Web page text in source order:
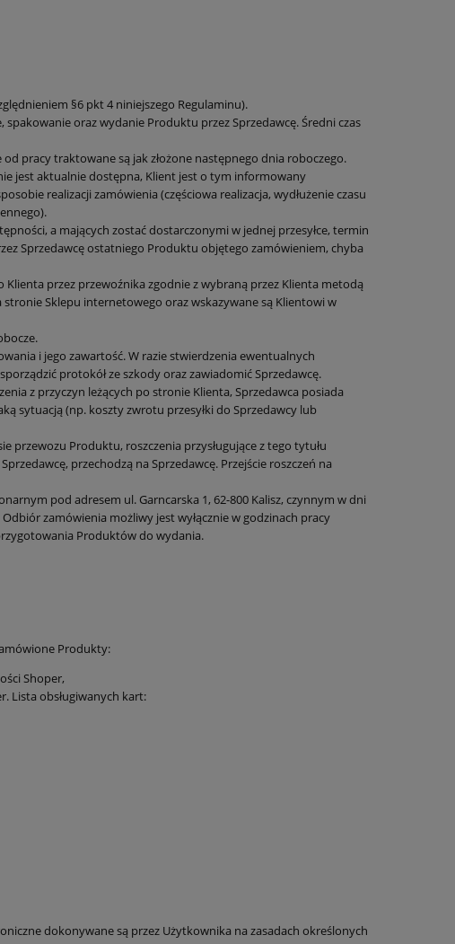
§6 pkt 4 niniejszego Regulaminu).
oraz wydanie Produktu przez Sprzedawcę. Średni czas
pracy traktowane są jak złożone następnego dnia roboczego.
jest aktualnie dostępna, Klient jest o tym informowany
realizacji zamówienia (częściowa realizacja, wydłużenie czasu
a mających zostać dostarczonymi w jednej przesyłce, termin
Sprzedawcę ostatniego Produktu objętego zamówieniem, chyba
przez przewoźnika zgodnie z wybraną przez Klienta metodą
Sklepu internetowego oraz wskazywane są Klientowi w
i jego zawartość. W razie stwierdzenia ewentualnych
protokół ze szkody oraz zawiadomić Sprzedawcę.
z przyczyn leżących po stronie Klienta, Sprzedawca posiada
sytuacją (np. koszty zwrotu przesyłki do Sprzedawcy lub
przewozu Produktu, roszczenia przysługujące z tego tytułu
przechodzą na Sprzedawcę. Przejście roszczeń na
pod adresem ul. Garncarska 1, 62-800 Kalisz, czynnym w dni
zamówienia możliwy jest wyłącznie w godzinach pracy
Produktów do wydania.
Produkty:
Shoper,
Lista obsługiwanych kart:
dokonywane są przez Użytkownika na zasadach określonych